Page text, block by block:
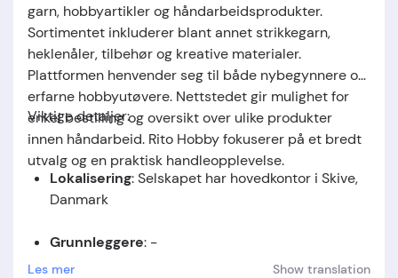
garn, hobbyartikler og håndarbeidsprodukter.
Sortimentet inkluderer blant annet strikkegarn,
heklenåler, tilbehør og kreative materialer.
Plattformen henvender seg til både nybegynnere og
erfarne hobbyutøvere. Nettstedet gir mulighet for
enkel bestilling og oversikt over ulike produkter
innen håndarbeid. Rito Hobby fokuserer på et bredt
utvalg og en praktisk handleopplevelse.
Viktige detaljer:
Lokalisering: Selskapet har hovedkontor i Skive,
Danmark
Grunnleggere: -
Les mer Show translation